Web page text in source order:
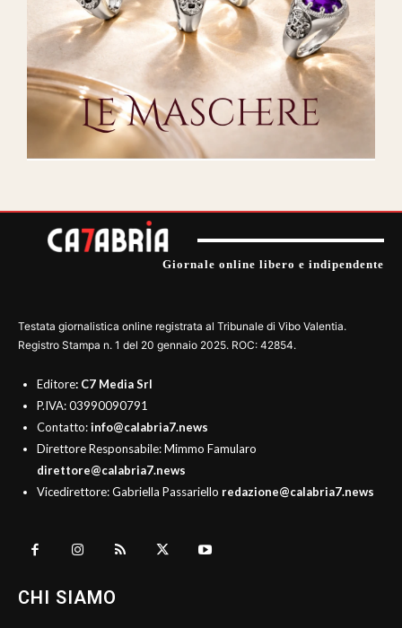
Giornale online libero e indipendente
Testata giornalistica online registrata al Tribunale di Vibo Valentia.
Registro Stampa n. 1 del 20 gennaio 2025. ROC: 42854.
Editore: C7 Media Srl
P.IVA: 03990090791
Contatto:info@calabria7.news
Direttore Responsabile: Mimmo Famularo
direttore@calabria7.news
Vicedirettore: Gabriella Passariello redazione@calabria7.news
CHI SIAMO